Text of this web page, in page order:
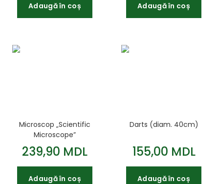
Adaugă în coș Adaugă în coș
Microscop „Scientific
Microscope”
239,90 MDL
Adaugă în coș
Darts (diam. 40cm)
155,00 MDL
Adaugă în coș